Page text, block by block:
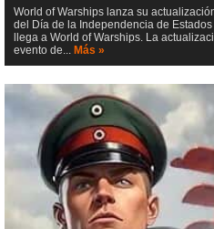
World of Warships lanza su
del Día de la Independencia de
llega a World of Warships. La
evento de... Más »